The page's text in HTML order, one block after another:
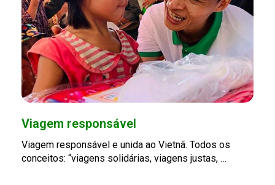
Viagem responsável
Viagem responsável e unida ao Vietnã. Todos os
conceitos: “viagens solidárias, viagens justas, …